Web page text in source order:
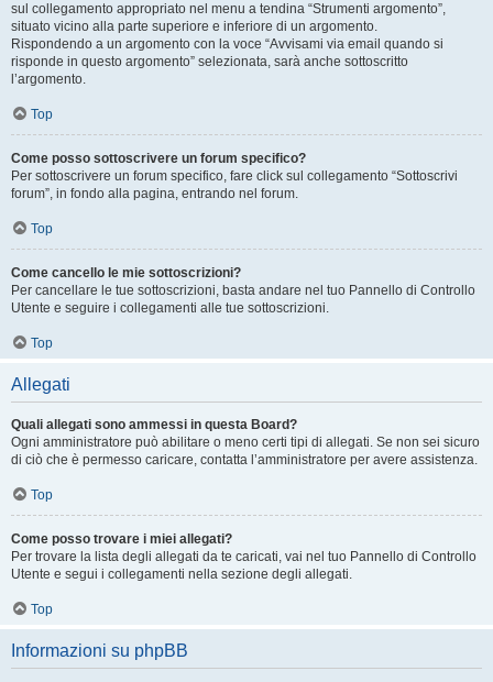
sul collegamento appropriato nel menu a tendina “Strumenti argomento”,
situato vicino alla parte superiore e inferiore di un argomento.
Rispondendo a un argomento con la voce “Avvisami via email quando si
risponde in questo argomento” selezionata, sarà anche sottoscritto
l’argomento.
Top
Come posso sottoscrivere un forum specifico?
Per sottoscrivere un forum specifico, fare click sul collegamento “Sottoscrivi
forum”, in fondo alla pagina, entrando nel forum.
Top
Come cancello le mie sottoscrizioni?
Per cancellare le tue sottoscrizioni, basta andare nel tuo Pannello di Controllo
Utente e seguire i collegamenti alle tue sottoscrizioni.
Top
Allegati
Quali allegati sono ammessi in questa Board?
Ogni amministratore può abilitare o meno certi tipi di allegati. Se non sei sicuro
di ciò che è permesso caricare, contatta l’amministratore per avere assistenza.
Top
Come posso trovare i miei allegati?
Per trovare la lista degli allegati da te caricati, vai nel tuo Pannello di Controllo
Utente e segui i collegamenti nella sezione degli allegati.
Top
Informazioni su phpBB